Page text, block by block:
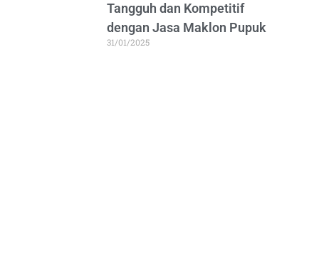
Tangguh dan Kompetitif
dengan Jasa Maklon Pupuk
31/01/2025